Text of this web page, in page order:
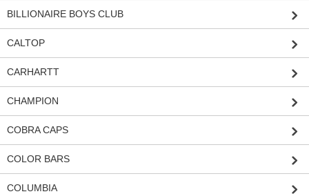
BILLIONAIRE BOYS CLUB
CALTOP
CARHARTT
CHAMPION
COBRA CAPS
COLOR BARS
COLUMBIA